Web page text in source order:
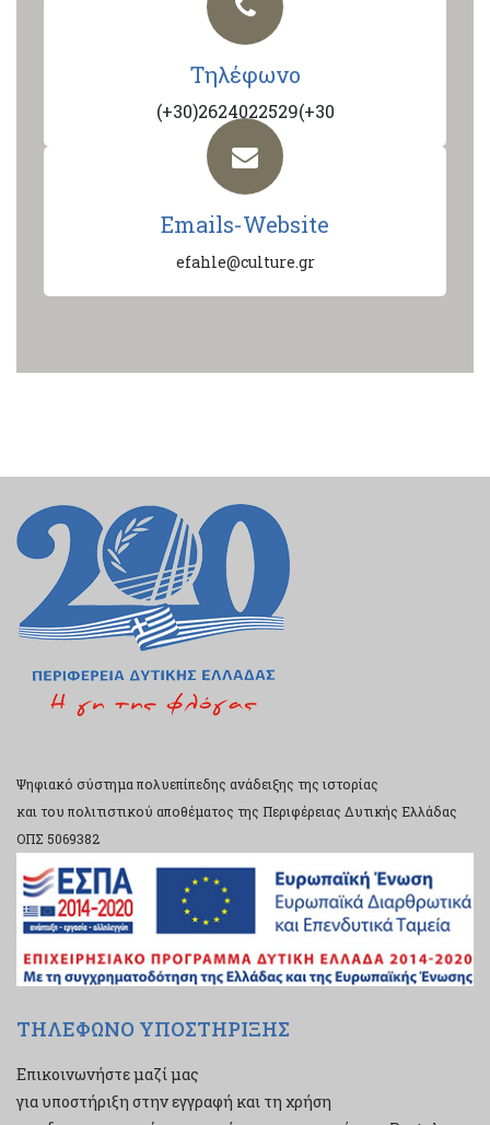
Τηλέφωνο
(+30)2624022529(+30
Emails-Website
efahle@culture.gr
Ψηφιακό σύστημα πολυεπίπεδης ανάδειξης της ιστορίας
και του πολιτιστικού αποθέματος της Περιφέρειας Δυτικής Ελλάδας
ΟΠΣ 5069382
ΤΗΛΕΦΩΝΟ ΥΠΟΣΤΗΡΙΞΗΣ
Επικοινωνήστε μαζί μας
για υποστήριξη στην εγγραφή και τη χρήση